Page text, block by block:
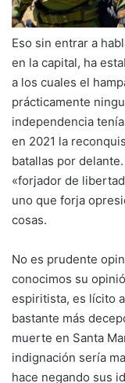
Eso sin entrar a
en la capital, ha
a los cuales el
prácticamente
independencia
en 2021 la
batallas por
«forjador de
uno que forja
cosas.
No es prudente
conocimos su
espiritista, es lícito
bastante más
muerte en Santa
indignación sería
hace negando sus